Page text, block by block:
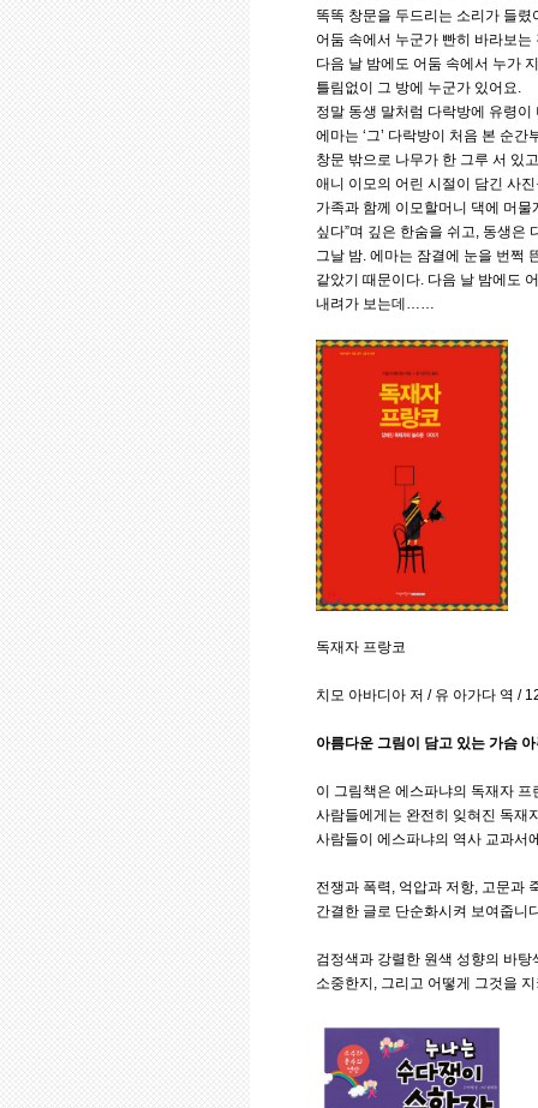
똑똑 창문을 두드리는 소리가 들렸
어둠 속에서 누군가 빤히 바라보는
다음 날 밤에도 어둠 속에서 누가
틀림없이 그 방에 누군가 있어요.
정말 동생 말처럼 다락방에 유령
에마는 ‘그’ 다락방이 처음 본 순간
창문 밖으로 나무가 한 그루 서 있
애니 이모의 어린 시절이 담긴 사
가족과 함께 이모할머니 댁에 머
싶다”며 깊은 한숨을 쉬고, 동생은
그날 밤. 에마는 잠결에 눈을 번쩍
같았기 때문이다. 다음 날 밤에도
내려가 보는데……
독재자 프랑코
치모 아바디아 저 / 유 아가다 역 /
아름다운 그림이 담고 있는 가슴
이 그림책은 에스파냐의 독재자
사람들에게는 완전히 잊혀진 독재
사람들이 에스파냐의 역사 교과서
전쟁과 폭력, 억압과 저항, 고문과
간결한 글로 단순화시켜 보여줍니
검정색과 강렬한 원색 성향의 바
소중한지, 그리고 어떻게 그것을